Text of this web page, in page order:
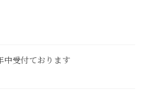
中受付ております